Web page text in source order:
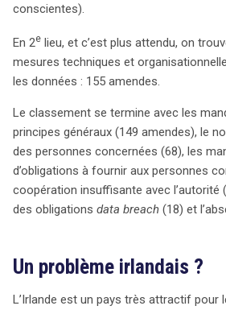
conscientes).
En 2e lieu, et c’est plus attendu, on
mesures techniques et
les données : 155 amendes.
Le classement se termine avec les
principes généraux (149 amendes), le
des personnes concernées (68), les
d’obligations à fournir aux personnes
coopération insuffisante avec l’autorité
des obligations data breach (18) et
Un problème irlandais ?
L’Irlande est un pays très attractif pour